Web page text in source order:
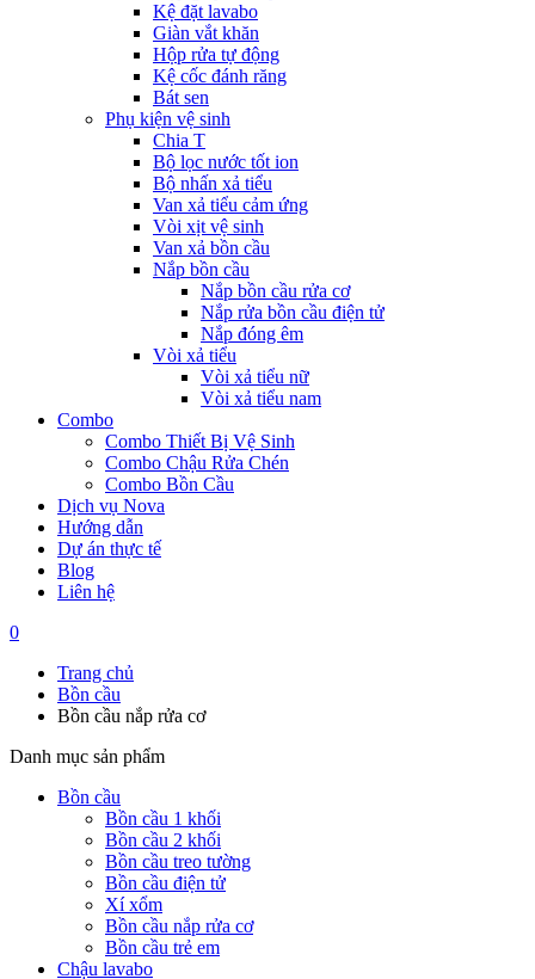
Kệ đặt lavabo
Giàn vắt khăn
Hộp rửa tự động
Kệ cốc đánh răng
Bát sen
Phụ kiện vệ sinh
Chia T
Bộ lọc nước tốt ion
Bộ nhấn xả tiểu
Van xả tiểu cảm ứng
Vòi xịt vệ sinh
Van xả bồn cầu
Nắp bồn cầu
Nắp bồn cầu rửa cơ
Nắp rửa bồn cầu điện tử
Nắp đóng êm
Vòi xả tiểu
Vòi xả tiểu nữ
Vòi xả tiểu nam
Combo
Combo Thiết Bị Vệ Sinh
Combo Chậu Rửa Chén
Combo Bồn Cầu
Dịch vụ Nova
Hướng dẫn
Dự án thực tế
Blog
Liên hệ
0
Trang chủ
Bồn cầu
Bồn cầu nắp rửa cơ
Danh mục sản phẩm
Bồn cầu
Bồn cầu 1 khối
Bồn cầu 2 khối
Bồn cầu treo tường
Bồn cầu điện tử
Xí xổm
Bồn cầu nắp rửa cơ
Bồn cầu trẻ em
Chậu lavabo